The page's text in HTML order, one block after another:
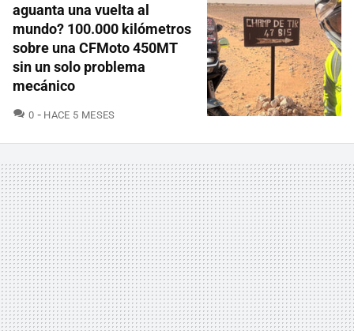
aguanta una vuelta al
mundo? 100.000 kilómetros
sobre una CFMoto 450MT
sin un solo problema
mecánico
0 COMENTARIOS
HACE 5 MESES